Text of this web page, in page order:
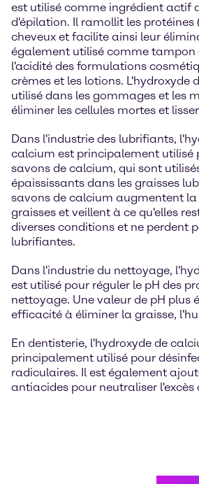
est utilisé comme ingrédient actif
d'épilation. Il ramollit les protéines
cheveux et facilite ainsi leur
également utilisé comme tampon
l'acidité des formulations
crèmes et les lotions. L'hydroxyde
utilisé dans les gommages et les
éliminer les cellules mortes et
Dans l'industrie des lubrifiants,
calcium est principalement utilisé
savons de calcium, qui sont
épaississants dans les graisses
savons de calcium augmentent la
graisses et veillent à ce qu'elles
diverses conditions et ne perdent
lubrifiantes.
Dans l'industrie du nettoyage,
est utilisé pour réguler le pH des
nettoyage. Une valeur de pH plus
efficacité à éliminer la graisse,
En dentisterie, l'hydroxyde de
principalement utilisé pour
radiculaires. Il est également
antiacides pour neutraliser l'excès